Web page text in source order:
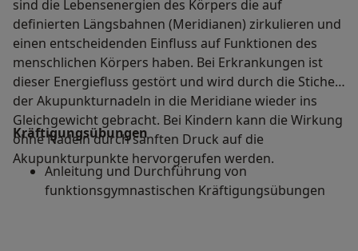
sind die Lebensenergien des Körpers die auf
definierten Längsbahnen (Meridianen) zirkulieren und
einen entscheidenden Einfluss auf Funktionen des
menschlichen Körpers haben. Bei Erkrankungen ist
dieser Energiefluss gestört und wird durch die Stiche
der Akupunkturnadeln in die Meridiane wieder ins
Gleichgewicht gebracht. Bei Kindern kann die Wirkung
ohne Nadeln durch sanften Druck auf die
Akupunkturpunkte hervorgerufen werden.
Kräftigungsübungen
Anleitung und Durchführung von
funktionsgymnastischen Kräftigungsübungen